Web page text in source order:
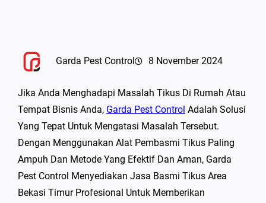
Garda Pest Control 8 November 2024
Jika Anda Menghadapi Masalah Tikus Di Rumah Atau
Tempat Bisnis Anda, Garda Pest Control Adalah Solusi
Yang Tepat Untuk Mengatasi Masalah Tersebut.
Dengan Menggunakan Alat Pembasmi Tikus Paling
Ampuh Dan Metode Yang Efektif Dan Aman, Garda
Pest Control Menyediakan Jasa Basmi Tikus Area
Bekasi Timur Profesional Untuk Memberikan